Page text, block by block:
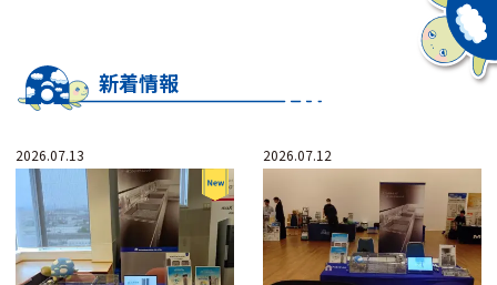
新着情報
2026.07.13 2026.07.12